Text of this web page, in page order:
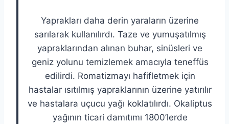
Yaprakları daha derin yaraların üzerine
sarılarak kullanılırdı. Taze ve yumuşatılmış
yapraklarından alınan buhar, sinüsleri ve
geniz yolunu temizlemek amacıyla teneffüs
edilirdi. Romatizmayı hafifletmek için
hastalar ısıtılmış yapraklarının üzerine yatırılır
ve hastalara uçucu yağı koklatılırdı. Okaliptus
yağının ticari damıtımı 1800’lerde